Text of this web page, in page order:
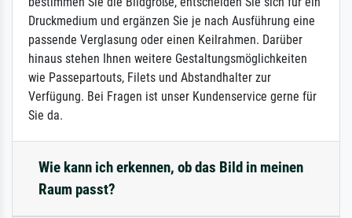
Druckmedium und ergänzen Sie je nach Ausführung eine
passende Verglasung oder einen Keilrahmen. Darüber
hinaus stehen Ihnen weitere Gestaltungsmöglichkeiten
wie Passepartouts, Filets und Abstandhalter zur
Verfügung. Bei Fragen ist unser Kundenservice gerne für
Sie da.
Wie kann ich erkennen, ob das Bild in meinen
Raum passt?